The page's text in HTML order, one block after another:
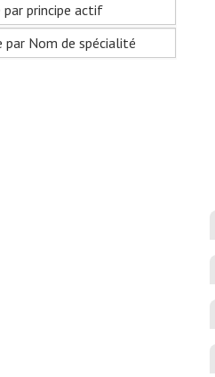
par principe actif
par Nom de spécialité